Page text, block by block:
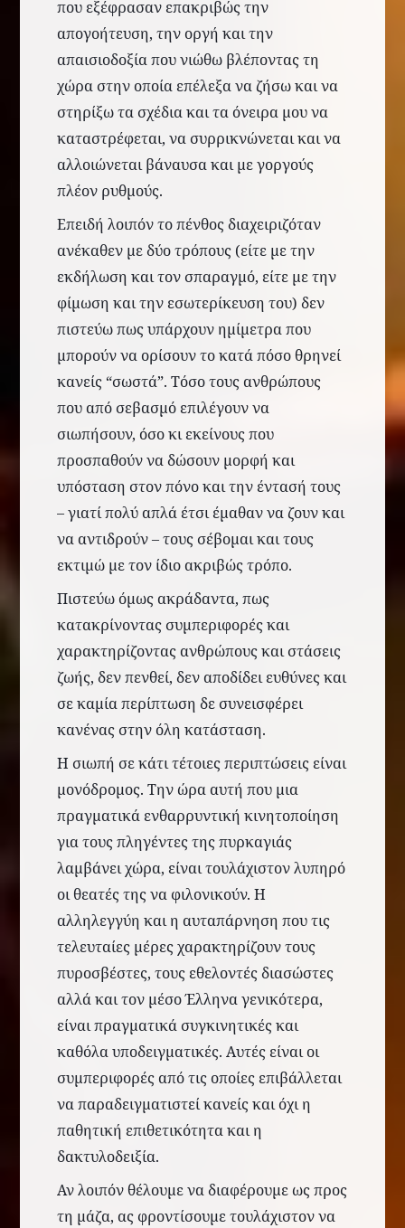
που εξέφρασαν επακριβώς την
απογοήτευση, την οργή και την
απαισιοδοξία που νιώθω βλέποντας τη
χώρα στην οποία επέλεξα να ζήσω και να
στηρίξω τα σχέδια και τα όνειρα μου να
καταστρέφεται, να συρρικνώνεται και να
αλλοιώνεται βάναυσα και με γοργούς
πλέον ρυθμούς.
Επειδή λοιπόν το πένθος διαχειριζόταν
ανέκαθεν με δύο τρόπους (είτε με την
εκδήλωση και τον σπαραγμό, είτε με την
φίμωση και την εσωτερίκευση του) δεν
πιστεύω πως υπάρχουν ημίμετρα που
μπορούν να ορίσουν το κατά πόσο θρηνεί
κανείς “σωστά”. Τόσο τους ανθρώπους
που από σεβασμό επιλέγουν να
σιωπήσουν, όσο κι εκείνους που
προσπαθούν να δώσουν μορφή και
υπόσταση στον πόνο και την έντασή τους
– γιατί πολύ απλά έτσι έμαθαν να ζουν και
να αντιδρούν – τους σέβομαι και τους
εκτιμώ με τον ίδιο ακριβώς τρόπο.
Πιστεύω όμως ακράδαντα, πως
κατακρίνοντας συμπεριφορές και
χαρακτηρίζοντας ανθρώπους και στάσεις
ζωής, δεν πενθεί, δεν αποδίδει ευθύνες και
σε καμία περίπτωση δε συνεισφέρει
κανένας στην όλη κατάσταση.
Η σιωπή σε κάτι τέτοιες περιπτώσεις είναι
μονόδρομος. Την ώρα αυτή που μια
πραγματικά ενθαρρυντική κινητοποίηση
για τους πληγέντες της πυρκαγιάς
λαμβάνει χώρα, είναι τουλάχιστον λυπηρό
οι θεατές της να φιλονικούν. Η
αλληλεγγύη και η αυταπάρνηση που τις
τελευταίες μέρες χαρακτηρίζουν τους
πυροσβέστες, τους εθελοντές διασώστες
αλλά και τον μέσο Έλληνα γενικότερα,
είναι πραγματικά συγκινητικές και
καθόλα υποδειγματικές. Αυτές είναι οι
συμπεριφορές από τις οποίες επιβάλλεται
να παραδειγματιστεί κανείς και όχι η
παθητική επιθετικότητα και η
δακτυλοδειξία.
Αν λοιπόν θέλουμε να διαφέρουμε ως προς
τη μάζα, ας φροντίσουμε τουλάχιστον να